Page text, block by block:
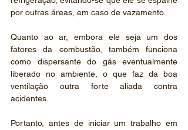
por outras áreas, em caso de vazamento.
Quanto ao ar, embora ele seja um dos
fatores da combustão, também funciona
como dispersante do gás eventualmente
liberado no ambiente, o que faz da boa
ventilação outra forte aliada contra
acidentes.
Portanto, antes de iniciar um trabalho em